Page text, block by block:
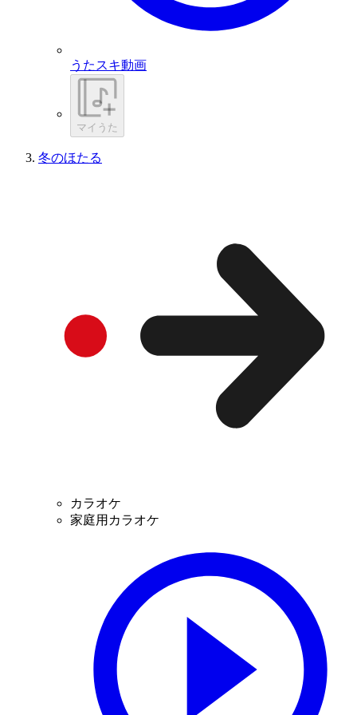
うたスキ動画
マイうた
冬のほたる
カラオケ
家庭用カラオケ